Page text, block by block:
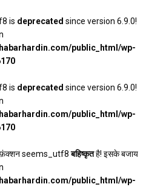
is deprecated since version 6.9.0!
public_html/wp-
is deprecated since version 6.9.0!
public_html/wp-
फ़ंक्शन seems_utf8बहिष्कृतहै! इसके बजाय
public_html/wp-